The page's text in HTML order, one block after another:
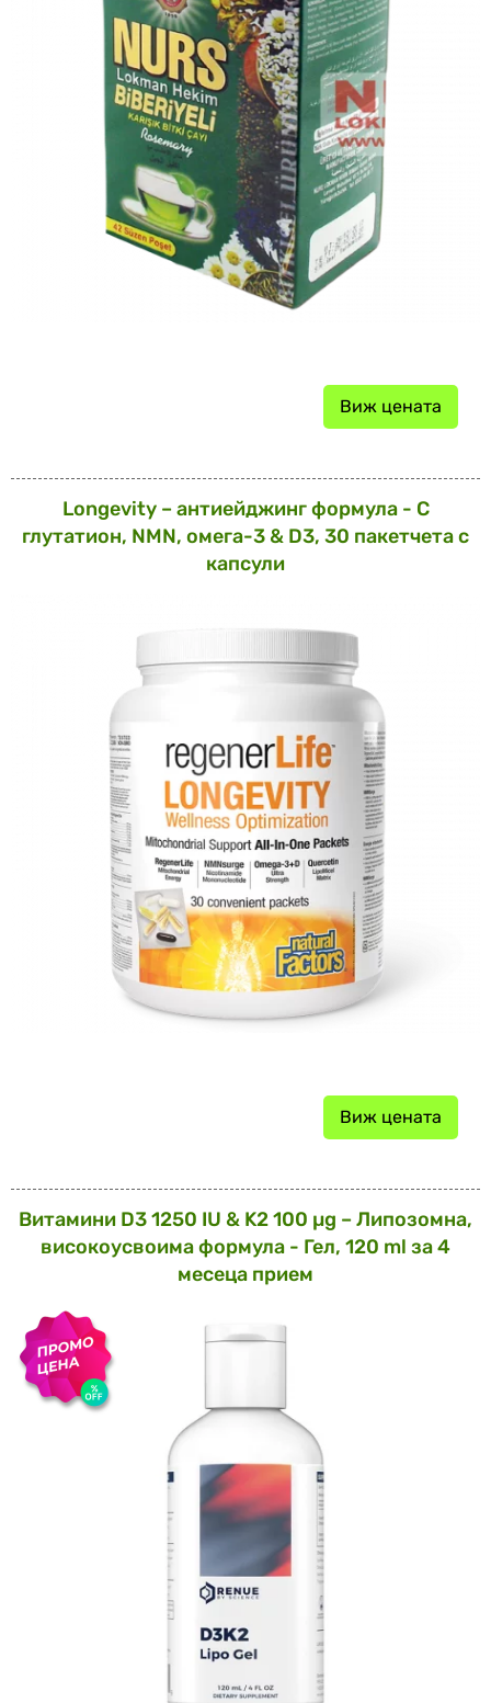
Виж цената
Longevity – антиейджинг формула - С
глутатион, NMN, омега-3 & D3, 30 пакетчета с
капсули
Виж цената
Витамини D3 1250 IU & K2 100 µg – Липозомна,
високоусвоима формула - Гел, 120 ml за 4
месеца прием